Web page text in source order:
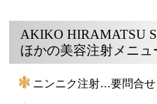
AKIKO HIRAMATSU
ほかの美容注射メニュ
ニンニク注射…要問合せ